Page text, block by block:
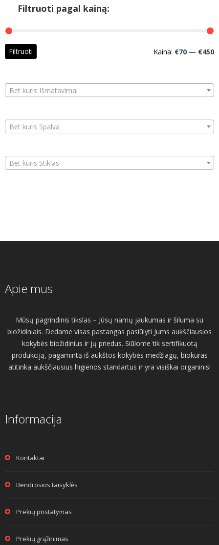
Filtruoti pagal kainą:
Filtruoti Kaina: €70 — €450
Bet kuris Išmatavimai
Bet kuris Spalva
Bet kuris Stiklas
Apie mus
Mūsų pagrindinis tikslas – Jūsų namų jaukumas ir šiluma su
biožidiniais. Dedame visas pastangas pasiūlyti Jums aukščiausios
kokybės biožidinius ir jų priedus. Siūlome tik sertifikuotą
produkciją, pagamintą iš aukštos kokybės medžiagų, biokuras
atitinka aukščiausius higienos standartus ir yra visiškai organinis!
Informacija
Kontaktai
Bendrosios taisyklės
Prekių pristatymas
Prekių grąžinimas